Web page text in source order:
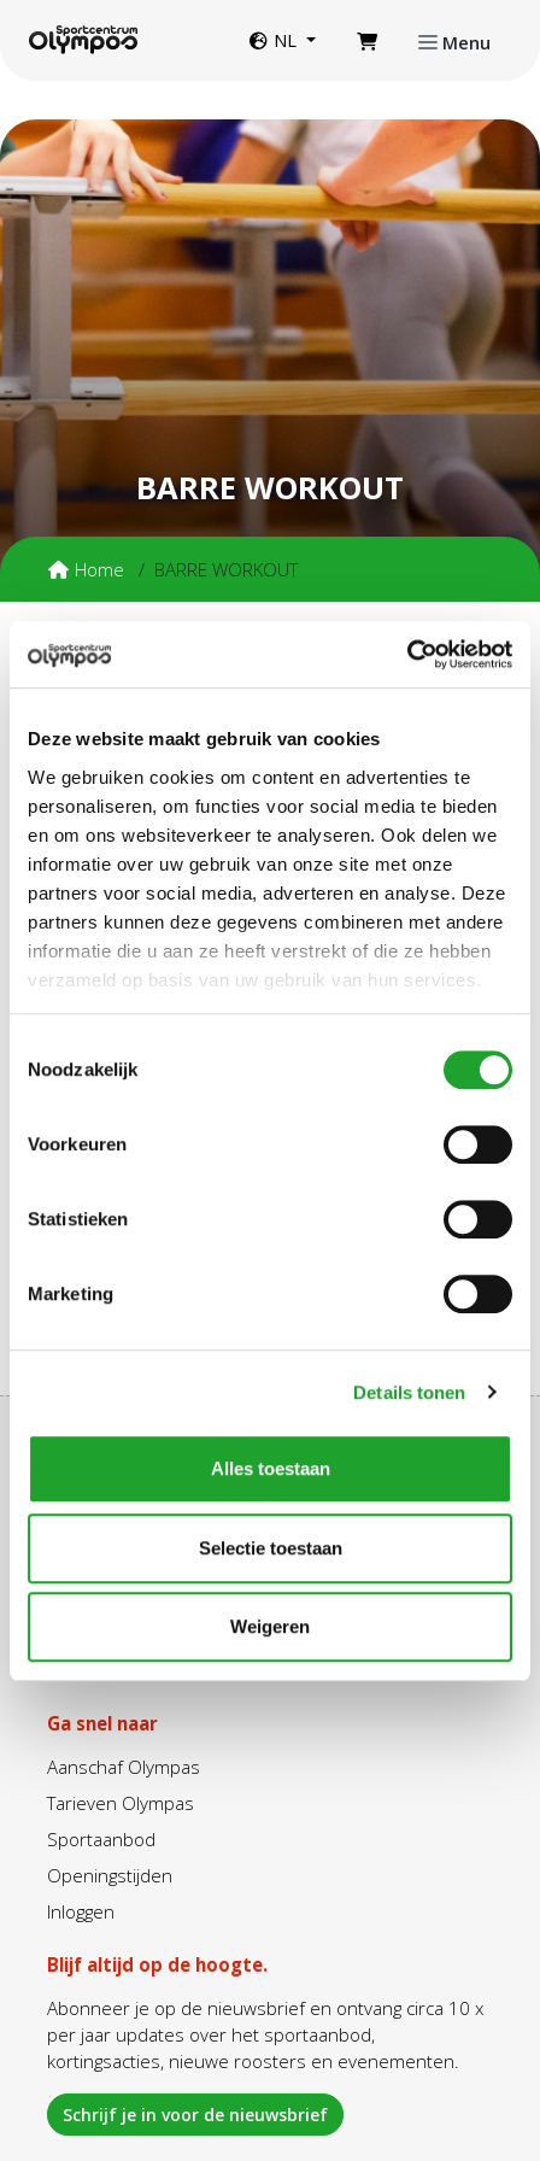
Deze website maakt gebruik van cookies
We gebruiken cookies om content en advertenties te
personaliseren, om functies voor social media te bieden
en om ons websiteverkeer te analyseren. Ook delen we
informatie over uw gebruik van onze site met onze
partners voor social media, adverteren en analyse. Deze
partners kunnen deze gegevens combineren met andere
informatie die u aan ze heeft verstrekt of die ze hebben
verzameld op basis van uw gebruik van hun services.
Noodzakelijk
Voorkeuren
Statistieken
Marketing
Details tonen
Alles toestaan
Selectie toestaan
Weigeren
NL Menu
BARRE WORKOUT
Home BARRE WORKOUT
De Barre workout lessen worden gegeven volgens de
ballet-, yoga- en pilateselementen, waarbij het hele lichaam
wordt getraind. We beginnen met een stevige warming-up,
waarna de balletbarre erbij gepakt wordt. We eindigen op de
mat. De lessen richten zich op het creëren van het
gestroomlijnde lichaam van een danser: reken op stevige
buikspieren, meer flexibiliteit en een verbeterde
lichaamshouding! De lessen zijn voor ieder niveau en dus
kan je deelnemen ongeacht of je danservaring hebt.
Mee te nemen
Handdoek (verplicht).
ROOSTER
TOEGANGSCONTROLE
Uppsalalaan 3, 3584 CT Utrecht
+31 30 2534471
Ga snel naar
Aanschaf Olympas
Tarieven Olympas
Sportaanbod
Openingstijden
Inloggen
Blijf altijd op de hoogte.
Abonneer je op de nieuwsbrief en ontvang circa 10 x
per jaar updates over het sportaanbod,
kortingsacties, nieuwe roosters en evenementen.
Schrijf je in voor de nieuwsbrief